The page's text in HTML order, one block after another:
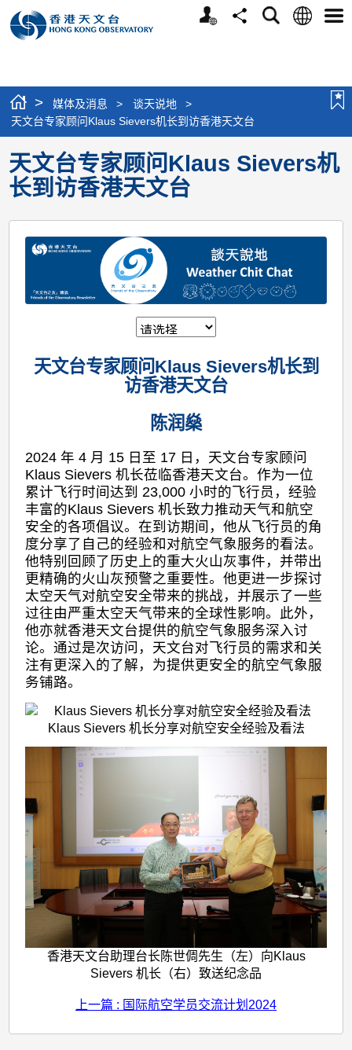
个
分
搜
语
选
> 媒体及消息 > 谈天说地
>
天文台专家顾问Klaus Sievers机长到访香港天文台
天文台专家顾问Klaus Sievers机
长到访香港天文台
天文台专家顾问Klaus Sievers机长到
访香港天文台
陈润燊
2024 年 4 月 15 日至 17 日，天文台专家顾问
Klaus Sievers 机长莅临香港天文台。作为一位
累计飞行时间达到 23,000 小时的飞行员，经验
丰富的Klaus Sievers 机长致力推动天气和航空
安全的各项倡议。在到访期间，他从飞行员的角
度分享了自己的经验和对航空气象服务的看法。
他特别回顾了历史上的重大火山灰事件，并带出
更精确的火山灰预警之重要性。他更进一步探讨
太空天气对航空安全带来的挑战，并展示了一些
过往由严重太空天气带来的全球性影响。此外，
他亦就香港天文台提供的航空气象服务深入讨
论。通过是次访问，天文台对飞行员的需求和关
注有更深入的了解，为提供更安全的航空气象服
务铺路。
Klaus Sievers 机长分享对航空安全经验及看法
香港天文台助理台长陈世倜先生（左）向Klaus
Sievers 机长（右）致送纪念品
上一篇 : 国际航空学员交流计划2024